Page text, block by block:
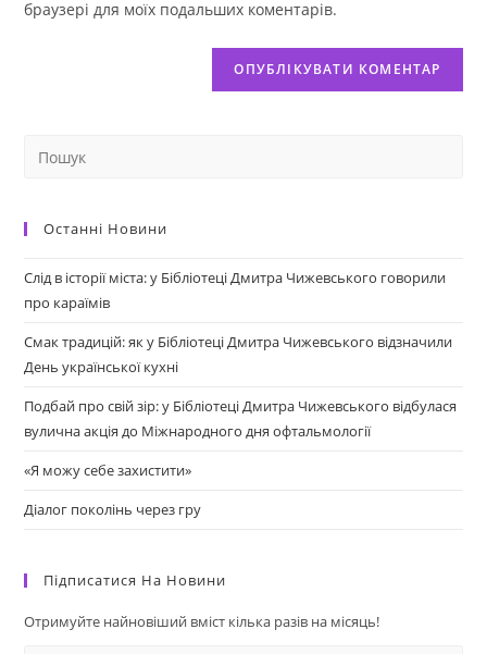
браузері для моїх подальших коментарів.
Останні Новини
Слід в історії міста: у Бібліотеці Дмитра Чижевського говорили
про караїмів
Смак традицій: як у Бібліотеці Дмитра Чижевського відзначили
День української кухні
Подбай про свій зір: у Бібліотеці Дмитра Чижевського відбулася
вулична акція до Міжнародного дня офтальмології
«Я можу себе захистити»
Діалог поколінь через гру
Підписатися На Новини
Отримуйте найновіший вміст кілька разів на місяць!